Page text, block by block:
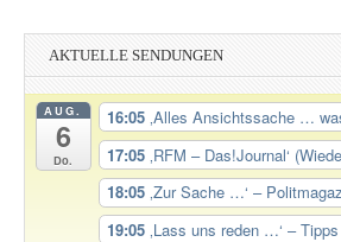
AKTUELLE SENDUNGEN
AUG.
6
Do.
16:05 ‚Alles Ansichtssache …
17:05 ‚RFM – Das!Journal‘
18:05 ‚Zur Sache …‘ –
19:05 ‚Lass uns reden …‘ –